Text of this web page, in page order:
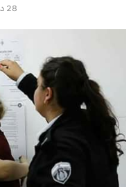
28 ديسمبر، 2017